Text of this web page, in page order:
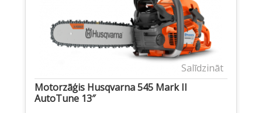
Salīdzināt
Motorzāģis Husqvarna 545 Mark II
AutoTune 13″